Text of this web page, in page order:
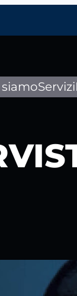
siamoServizi